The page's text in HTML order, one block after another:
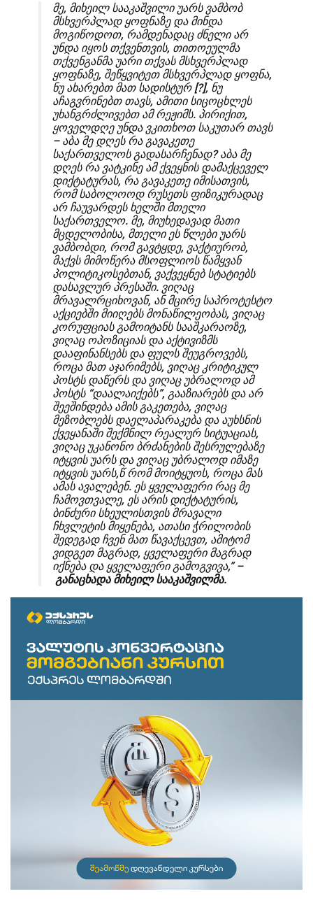
მე, მიხეილ სააკაშვილი უარს ვამბობ
მსხვერპლად ყოფნაზე და მინდა
მოგიწოდოთ, რამდენადაც ძნელი არ
უნდა იყოს თქვენთვის, თითოეულმა
თქვენგანმა უარი თქვას მსხვერპლად
ყოფნაზე, შეწყვიტეთ მსხვერპლად ყოფნა,
ნუ ახარებთ მათ სადისტურ [?], ნუ
აჩაგვრინებთ თავს, ამითი სიცოცხლეს
უხანგრძლივებთ ამ რეჟიმს. პირიქით,
ყოველდღე უნდა ვკითხოთ საკუთარ თავს
– აბა მე დღეს რა გავაკეთე
საქართველოს გადასარჩენად? აბა მე
დღეს რა ვატკინე ამ ქვეყნის დამაქცეველ
დიქტატურას, რა გავაკეთე იმისათვის,
რომ საბოლოოდ რუსეთს ფიზიკურადაც
არ ჩაუვარდეს ხელში მთელი
საქართველო. მე, მიუხედავად მათი
მცდელობისა, მთელი ეს წლები უარს
ვამბობდი, რომ გავტყდე, ვაქტიურობ,
მაქვს მიმოწერა მსოფლიოს წამყვან
პოლიტიკოსებთან, ვაქვეყნებ სტატიებს
დასავლურ პრესაში. ვიღაც
მრავალრციხოვან, ან მცირე საპროტესტო
აქციებში მიიღებს მონაწილეობას, ვიღაც
კორუფციას გამოიტანს სააშკარაოზე,
ვიღაც ოპოზიციას და აქტივიზმს
დააფინანსებს და ფულს შეუგროვებს,
როცა მათ აჯარიმებს, ვიღაც კრიტიკულ
პოსტს დაწერს და ვიღაც უბრალოდ ამ
პოსტს “დაალაიქებს”, გააზიარებს და არ
შეეშინდება ამის გაკეთება, ვიღაც
მეზობლებს დაელაპარაკება და აუხსნის
ქვეყანაში შექმნილ რეალურ სიტუაციას,
ვიღაც უკანონო ბრძანების შესრულებაზე
იტყვის უარს და ვიღაც უბრალოდ იმაზე
იტყვის უარს,წ რომ მოიტყუოს, როცა მას
ამას ავალებენ. ეს ყველაფერი რაც მე
ჩამოვთვალე, ეს არის დიქტატურის,
ბინძური სხეულისთვის მრავალი
ჩხვლეტის მიყენება, ათასი ჭრილობის
შედეგად ჩვენ მათ წავაქცევთ, ამიტომ
ვიდგეთ მაგრად, ყველაფერი მაგრად
იქნება და ყველაფერი გამოგვივა,” –
განაცხადა მიხეილ სააკაშვილმა.